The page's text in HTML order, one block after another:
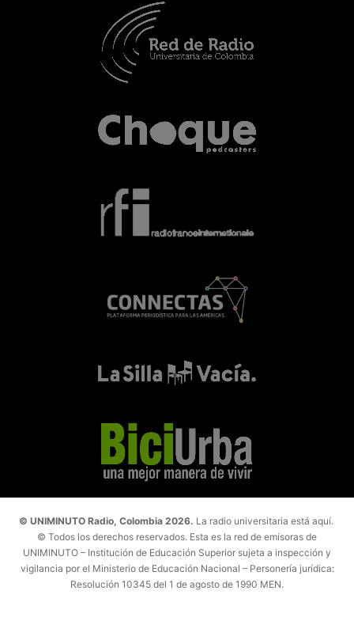
© UNIMINUTO Radio, Colombia 2026. La radio universitaria está aquí.
© Todos los derechos reservados. Esta es la red de emisoras de
UNIMINUTO – Institución de Educación Superior sujeta a inspección y
vigilancia por el Ministerio de Educación Nacional – Personería jurídica:
Resolución 10345 del 1 de agosto de 1990 MEN.